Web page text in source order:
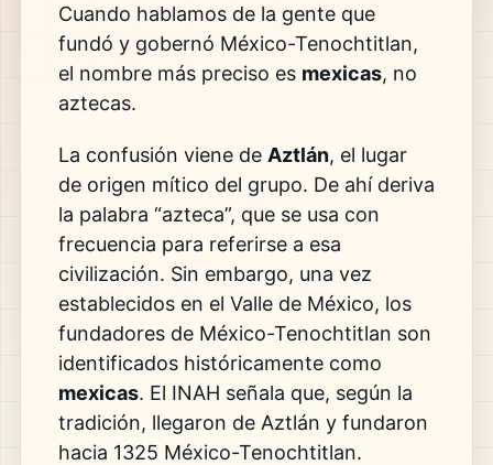
Cuando hablamos de la gente que
fundó y gobernó México-Tenochtitlan,
el nombre más preciso es mexicas, no
aztecas.
La confusión viene de Aztlán, el lugar
de origen mítico del grupo. De ahí deriva
la palabra “azteca”, que se usa con
frecuencia para referirse a esa
civilización. Sin embargo, una vez
establecidos en el Valle de México, los
fundadores de México-Tenochtitlan son
identificados históricamente como
mexicas. El INAH señala que, según la
tradición, llegaron de Aztlán y fundaron
hacia 1325 México-Tenochtitlan.